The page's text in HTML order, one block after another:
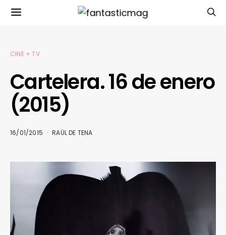
CINE + TV
Cartelera. 16 de enero
(2015)
16/01/2015 RAÜL DE TENA